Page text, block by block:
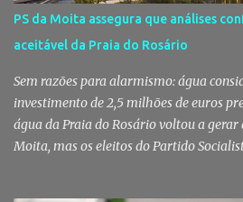
Pegões, uma empreitada de cerca de
ganhou destaque após uma notícia
jornal questionou, entre outros aspetos,
e a escolha da empresa adjudicatária,
PS da Moita assegura que análises
aceitável da Praia do Rosário
Sem razões para alarmismo: água
investimento de 2,5 milhões de euros
água da Praia do Rosário voltou a gerar
Moita, mas os eleitos do Partido